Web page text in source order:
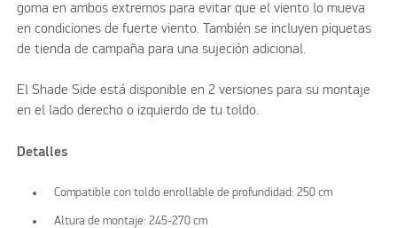
goma en ambos extremos para evitar que el viento lo mueva
en condiciones de fuerte viento. También se incluyen piquetas
de tienda de campaña para una sujeción adicional.
El Shade Side está disponible en 2 versiones para su montaje
en el lado derecho o izquierdo de tu toldo.
Detalles
Compatible con toldo enrollable de profundidad: 250 cm
Altura de montaje: 245-270 cm